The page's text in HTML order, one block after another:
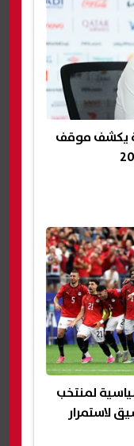
يكشف موقف
لمنتخب
لاستمرار